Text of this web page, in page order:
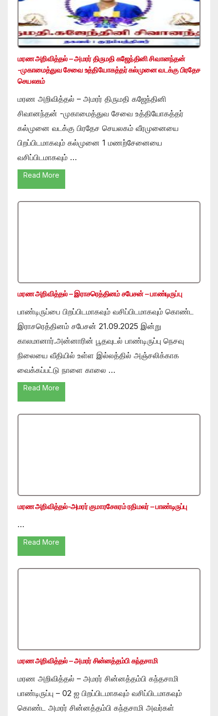
மரண அறிவித்தல் – அமரர் திருமதி கஜேந்தினி சிவானந்தன்
-முகாமைத்துவ சேவை உத்தியோகத்தர் கல்முனை வடக்கு பிரதேச
செயலகம்
மரண அறிவித்தல் – அமரர் திருமதி கஜேந்தினி
சிவானந்தன் -முகாமைத்துவ சேவை உத்தியோகத்தர்
கல்முனை வடக்கு பிரதேச செயலகம் வீரமுனையை
பிறப்பிடமாகவும் கல்முனை 1 மணற்சேனையை
வசிப்பிடமாகவும் …
Read More
மரண அறிவித்தல் – இராசரெத்தினம் சபேசன் – பாண்டிருப்பு
பாண்டிருப்பை பிறப்பிடமாகவும் வசிப்பிடமாகவும் கொண்ட
இராசரெத்தினம் சபேசன் 21.09.2025 இன்று
காலமானார்.அன்னாரின் பூதவுடல் பாண்டிருப்பு நெசவு
நிலையை வீதியில் உள்ள இல்லத்தில் அஞ்சலிக்காக
வைக்கப்பட்டு நாளை காலை …
Read More
மரண அறிவித்தல்-அமரர் குமாரசேகரம் ரதிமலர் – பாண்டிருப்பு
…
Read More
மரண அறிவித்தல் – அமரர் சின்னத்தம்பி கந்தசாமி
மரண அறிவித்தல் – அமரர் சின்னத்தம்பி கந்தசாமி
பாண்டிருப்பு – 02 ஐ பிறப்பிடமாகவும் வசிப்பிடமாகவும்
கொண்ட அமரர் சின்னத்தம்பி கந்தசாமி அவர்கள்